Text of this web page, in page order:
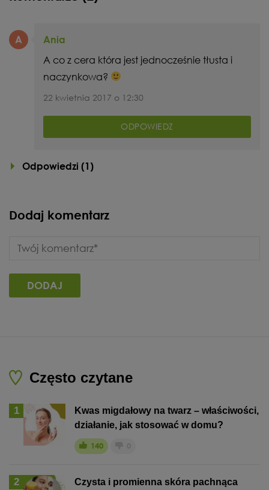
A Ania
A co z cera która jest jednocześnie tłusta i
naczynkowa?
ODPOWIEDZ
22 kwietnia 2017 o 12:30
Odpowiedzi (1)
Dodaj komentarz
Często czytane
1
Kwas migdałowy na twarz – właściwości,
działanie, jak stosować w domu?
140
2
Czysta i promienna skóra pachnąca